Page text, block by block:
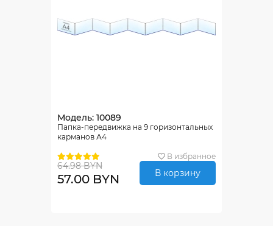
Модель: 10089
Папка-передвижка на 9 горизонтальных
карманов А4
В избранное
64.98 BYN
57.00 BYN В корзину